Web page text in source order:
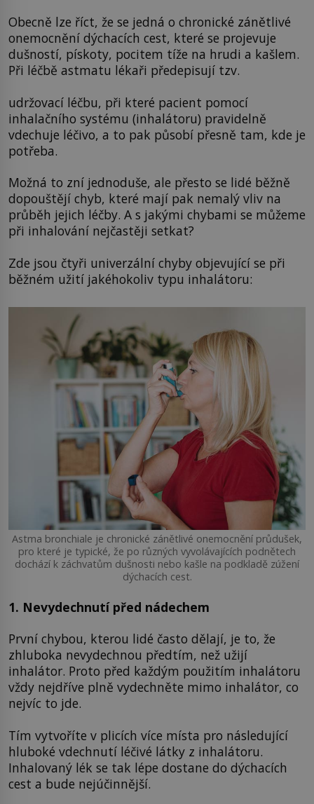
Obecně lze říct, že se jedná o chronické zánětlivé
onemocnění dýchacích cest, které se projevuje
dušností, pískoty, pocitem tíže na hrudi a kašlem.
Při léčbě astmatu lékaři předepisují tzv.
udržovací léčbu, při které pacient pomocí
inhalačního systému (inhalátoru) pravidelně
vdechuje léčivo, a to pak působí přesně tam, kde je
potřeba.
Možná to zní jednoduše, ale přesto se lidé běžně
dopouštějí chyb, které mají pak nemalý vliv na
průběh jejich léčby. A s jakými chybami se můžeme
při inhalování nejčastěji setkat?
Zde jsou čtyři univerzální chyby objevující se při
běžném užití jakéhokoliv typu inhalátoru:
Astma bronchiale je chronické zánětlivé onemocnění průdušek,
pro které je typické, že po různých vyvolávajících podnětech
dochází k záchvatům dušnosti nebo kašle na podkladě zúžení
dýchacích cest.
1. Nevydechnutí před nádechem
První chybou, kterou lidé často dělají, je to, že
zhluboka nevydechnou předtím, než užijí
inhalátor. Proto před každým použitím inhalátoru
vždy nejdříve plně vydechněte mimo inhalátor, co
nejvíc to jde.
Tím vytvoříte v plicích více místa pro následující
hluboké vdechnutí léčivé látky z inhalátoru.
Inhalovaný lék se tak lépe dostane do dýchacích
cest a bude nejúčinnější.